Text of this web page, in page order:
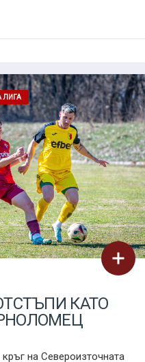
ЛИГА
КАТО
на Североизточната